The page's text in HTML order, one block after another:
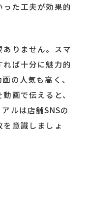
った工夫が効果的
ありません。スマ
ば十分に魅力的
の人気も高く、
画で伝えると、
ルは店舗SNSの
意識しましょ